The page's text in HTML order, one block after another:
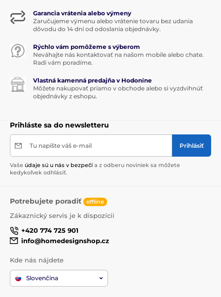
Garancia vrátenia alebo výmeny
Zaručujeme výmenu alebo vrátenie tovaru bez udania
dôvodu do 14 dní od odoslania objednávky.
Rýchlo vám pomôžeme s výberom
Neváhajte nás kontaktovať na našom mobile alebo chate.
Radi vám poradíme.
Vlastná kamenná predajňa v Hodoníne
Môžete nakupovať priamo v obchode alebo si vyzdvihnúť
objednávky z eshopu.
Prihláste sa do newsletteru
Tu napíšte váš e-mail Prihlásiť
Vaše údaje sú u nás v bezpečí a z odberu noviniek sa môžete
kedykoľvek odhlásiť.
Potrebujete poradiť offline
Zákaznický servis je k dispozícii
+420 774 725 901
info@homedesignshop.cz
Kde nás nájdete
Slovenčina